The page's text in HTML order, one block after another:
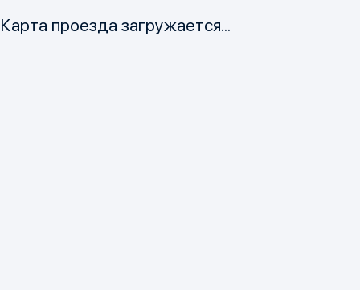
Карта проезда загружается...